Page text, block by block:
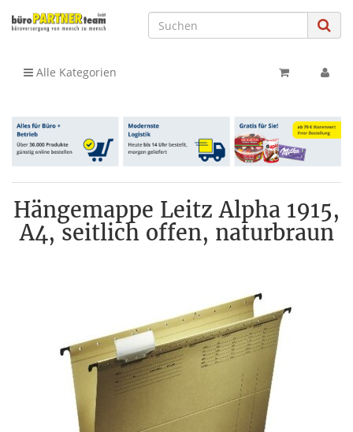
Alle Kategorien
Hängemappe Leitz Alpha 1915,
A4, seitlich offen, naturbraun